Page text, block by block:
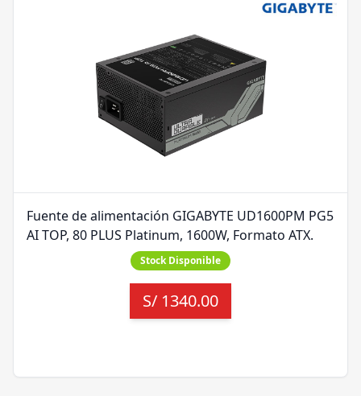
Fuente de alimentación GIGABYTE UD1600PM PG5
AI TOP, 80 PLUS Platinum, 1600W, Formato ATX.
Stock Disponible
S/ 1340.00